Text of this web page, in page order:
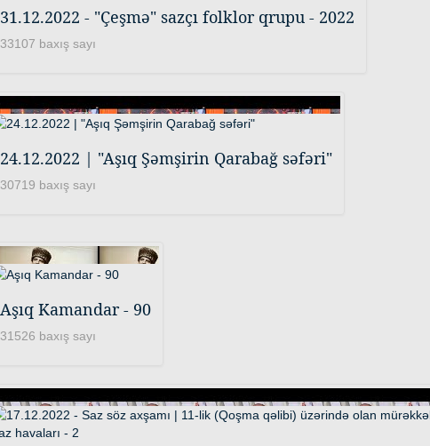
31.12.2022 - "Çeşmə" sazçı folklor qrupu - 2022
33107 baxış sayı
24.12.2022 | "Aşıq Şəmşirin Qarabağ səfəri"
30719 baxış sayı
Aşıq Kamandar - 90
31526 baxış sayı